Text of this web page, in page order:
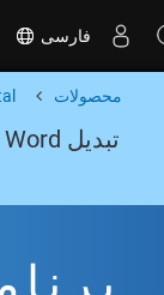
فارسی
محصولات